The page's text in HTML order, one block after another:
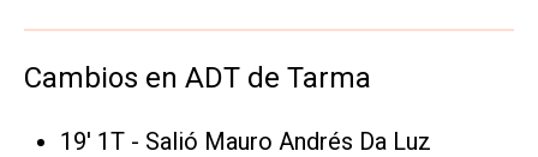
Cambios en ADT de Tarma
19' 1T - Salió Mauro Andrés Da Luz